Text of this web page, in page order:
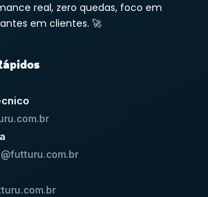
real, zero quedas, foco em
em clientes. 🚀